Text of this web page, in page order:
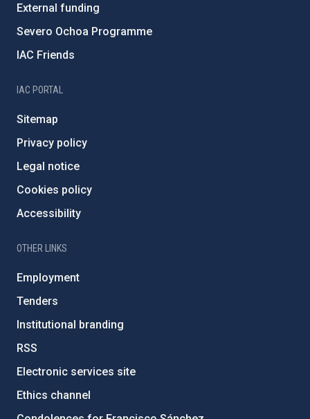
External funding
Severo Ochoa Programme
IAC Friends
IAC PORTAL
Sitemap
Privacy policy
Legal notice
Cookies policy
Accessibility
OTHER LINKS
Employment
Tenders
Institutional branding
RSS
Electronic services site
Ethics channel